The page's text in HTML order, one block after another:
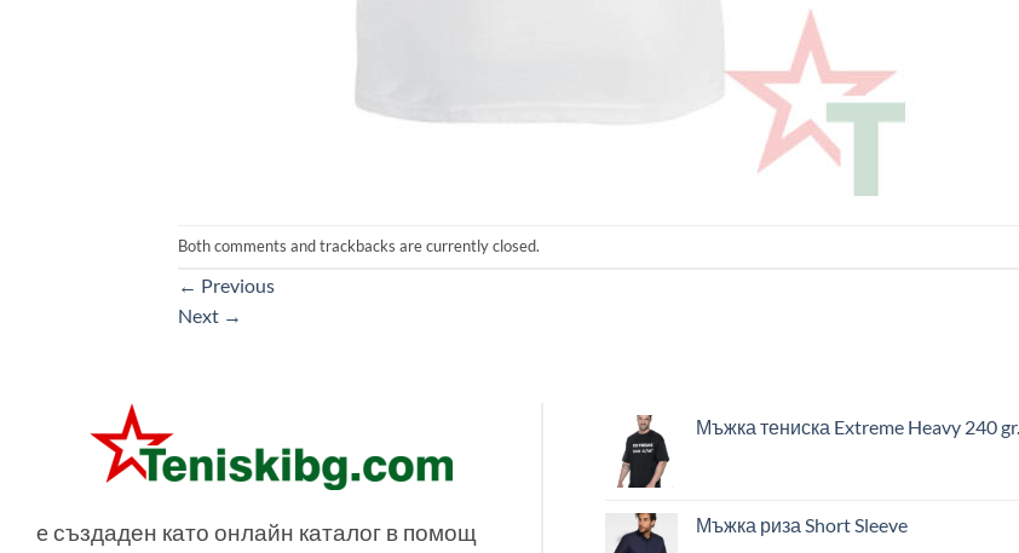
Both comments and trackbacks are currently closed.
← Previous
Next →
e създаден като онлайн каталог в помощ
Мъжка тениска Extreme Heavy 240 gr.
Мъжка риза Short Sleeve